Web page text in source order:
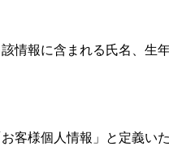
情報に含まれる氏名、生
客様個人情報」と定義い